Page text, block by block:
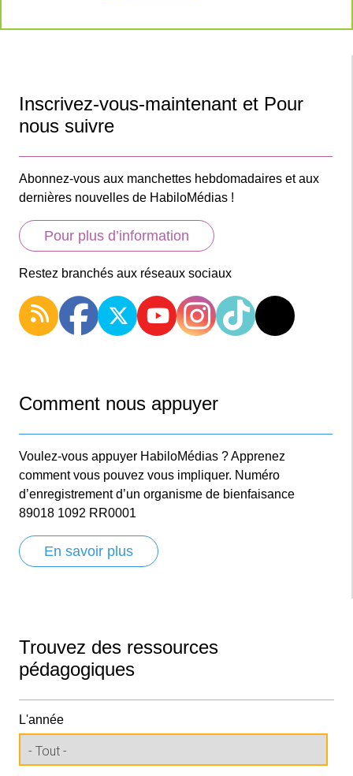
Inscrivez-vous-maintenant et Pour
nous suivre
Abonnez-vous aux manchettes hebdomadaires et aux
dernières nouvelles de HabiloMédias !
Pour plus d’information
Restez branchés aux réseaux sociaux
Comment nous appuyer
Voulez-vous appuyer HabiloMédias ? Apprenez
comment vous pouvez vous impliquer. Numéro
d’enregistrement d’un organisme de bienfaisance
89018 1092 RR0001
En savoir plus
Trouvez des ressources
pédagogiques
L'année